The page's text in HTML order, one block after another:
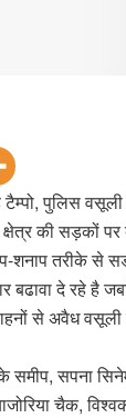
टैम्पो, पुलिस
की सड़कों
शनाप तरीके से
बढावा दे रहे है
से अवैध
समीप, सपना
चैक,